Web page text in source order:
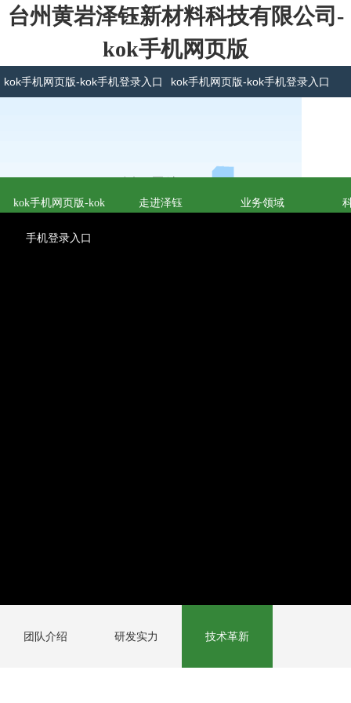
台州黄岩泽钰新材料科技有限公司-
kok手机网页版
kok手机网页版-kok手机登录入口 kok手机网页版-kok手机登录入口
kok手机网页版-kok
手机登录入口
走进泽钰 业务领域
团队介绍 研发实力 技术革新